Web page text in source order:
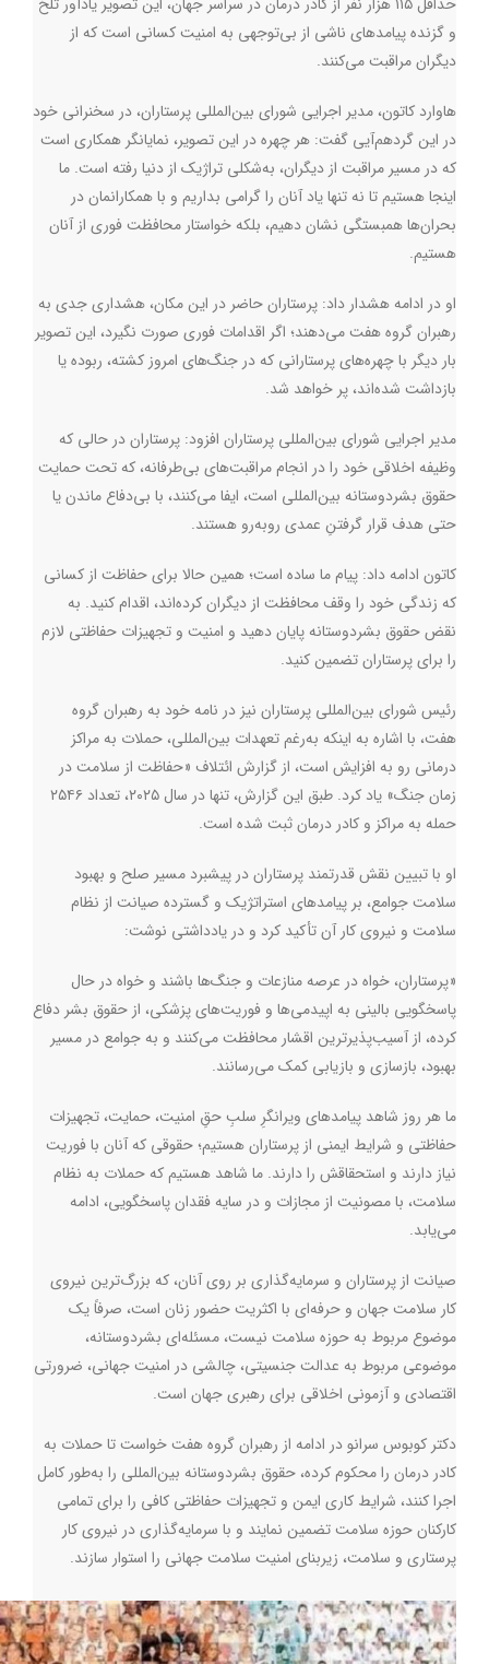
و گزنده پیامدهای ناشی از بی‌توجهی به امنیت کسانی است که از
دیگران مراقبت می‌کنند.
هاوارد کاتون، مدیر اجرایی شورای بین‌المللی پرستاران، در سخنرانی خود
در این گردهم‌آیی گفت: هر چهره در این تصویر، نمایانگر همکاری است
که در مسیر مراقبت از دیگران، به‌شکلی تراژیک از دنیا رفته است. ما
اینجا هستیم تا نه تنها یاد آنان را گرامی بداریم و با همکارانمان در
بحران‌ها همبستگی نشان دهیم، بلکه خواستار محافظت فوری از آنان
هستیم.
او در ادامه هشدار داد: پرستاران حاضر در این مکان، هشداری جدی به
رهبران گروه هفت می‌دهند؛ اگر اقدامات فوری صورت نگیرد، این تصویر
بار دیگر با چهره‌های پرستارانی که در جنگ‌های امروز کشته، ربوده یا
بازداشت شده‌اند، پر خواهد شد.
مدیر اجرایی شورای بین‌المللی پرستاران افزود: پرستاران در حالی که
وظیفه اخلاقی خود را در انجام مراقبت‌های بی‌طرفانه، که تحت حمایت
حقوق بشردوستانه بین‌المللی است، ایفا می‌کنند، با بی‌دفاع ماندن یا
حتی هدف قرار گرفتنِ عمدی روبه‌رو هستند.
کاتون ادامه داد: پیام ما ساده است؛ همین حالا برای حفاظت از کسانی
که زندگی خود را وقف محافظت از دیگران کرده‌اند، اقدام کنید. به
نقض حقوق بشردوستانه پایان دهید و امنیت و تجهیزات حفاظتی لازم
را برای پرستاران تضمین کنید.
رئیس شورای بین‌المللی پرستاران نیز در نامه خود به رهبران گروه
هفت، با اشاره به اینکه به‌رغم تعهدات بین‌المللی، حملات به مراکز
درمانی رو به افزایش است، از گزارش ائتلاف «حفاظت از سلامت در
زمان جنگ» یاد کرد. طبق این گزارش، تنها در سال ۲۰۲۵، تعداد ۲۵۴۶
حمله به مراکز و کادر درمان ثبت شده است.
او با تبیین نقش قدرتمند پرستاران در پیشبرد مسیر صلح و بهبود
سلامت جوامع، بر پیامدهای استراتژیک و گسترده‌ صیانت از نظام
سلامت و نیروی کار آن تأکید کرد و در یادداشتی نوشت:
«پرستاران، خواه در عرصه‌ منازعات و جنگ‌ها باشند و خواه در حال
پاسخگویی بالینی به اپیدمی‌ها و فوریت‌های پزشکی، از حقوق بشر دفاع
کرده، از آسیب‌پذیرترین اقشار محافظت می‌کنند و به جوامع در مسیر
بهبود، بازسازی و بازیابی کمک می‌رسانند.
ما هر روز شاهد پیامدهای ویرانگرِ سلبِ حقِ امنیت، حمایت، تجهیزات
حفاظتی و شرایط ایمنی از پرستاران هستیم؛ حقوقی که آنان با فوریت
نیاز دارند و استحقاقش را دارند. ما شاهد هستیم که حملات به نظام
سلامت، با مصونیت از مجازات و در سایه فقدان پاسخگویی، ادامه
می‌یابد.
صیانت از پرستاران و سرمایه‌گذاری بر روی آنان، که بزرگ‌ترین نیروی
کار سلامت جهان و حرفه‌ای با اکثریت حضور زنان است، صرفاً یک
موضوع مربوط به حوزه سلامت نیست، مسئله‌ای‌ بشردوستانه،
موضوعی مربوط به عدالت جنسیتی، چالشی در امنیت جهانی، ضرورتی
اقتصادی و آزمونی اخلاقی برای رهبری جهان است.
دکتر کوبوس سرانو در ادامه از رهبران گروه هفت خواست تا حملات به
کادر درمان را محکوم کرده، حقوق بشردوستانه بین‌المللی را به‌طور کامل
اجرا کنند، شرایط کاری ایمن و تجهیزات حفاظتی کافی را برای تمامی
کارکنان حوزه سلامت تضمین نمایند و با سرمایه‌گذاری در نیروی کار
پرستاری و سلامت، زیربنای امنیت سلامت جهانی را استوار سازند.